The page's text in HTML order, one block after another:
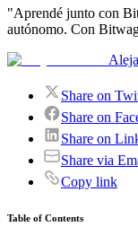
"Aprendé junto con
autónomo. Con
Share on
Share on
Share on
Share via
Copy link
Table of Contents